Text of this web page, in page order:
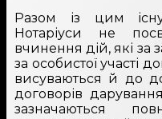
Разом із цим
Нотаріуси не
вчинення дій, які
за особистої участі
висуваються й до
договорів
зазначаються